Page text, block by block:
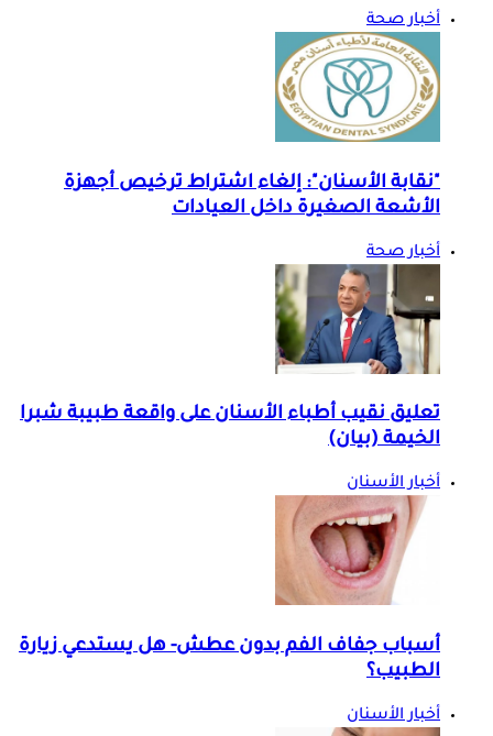
أخبار صحة
"نقابة الأسنان": إلغاء اشتراط ترخيص أجهزة
الأشعة الصغيرة داخل العيادات
أخبار صحة
تعليق نقيب أطباء الأسنان على واقعة طبيبة شبرا
الخيمة (بيان)
أخبار الأسنان
أسباب جفاف الفم بدون عطش- هل يستدعي زيارة
الطبيب؟
أخبار الأسنان